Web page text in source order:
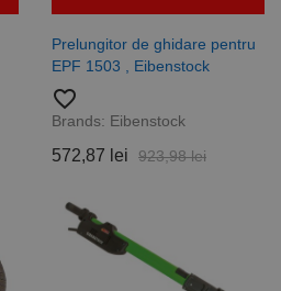
Prelungitor de ghidare pentru
EPF 1503 , Eibenstock
favorite_border
Brands: Eibenstock
572,87 lei 923,98 lei